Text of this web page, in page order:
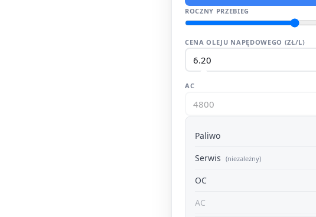
ROCZNY PRZEBIEG
CENA OLEJU NAPĘDOWEGO (ZŁ/L)
AC
Paliwo
Serwis (niezależny)
OC
AC